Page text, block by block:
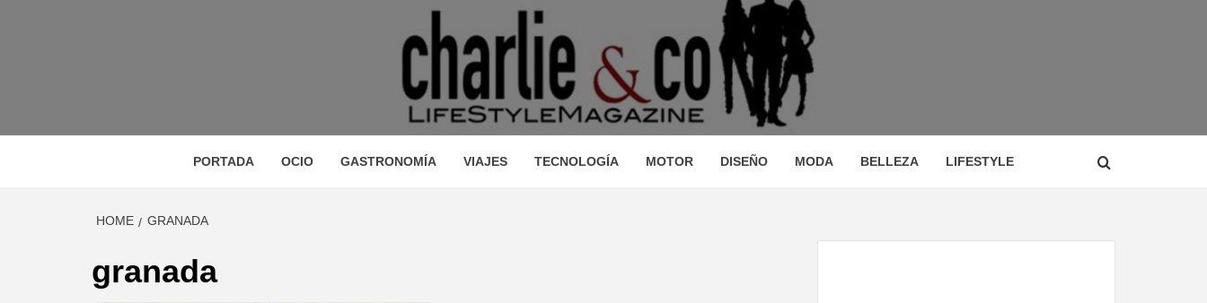
MAGAZINE DE
MAGAZINE DE GASTRONOMÍA, BELLEZA, OCIO, VIAJES, MOTOR, TECNOLOGÍA, DISEÑO…
PORTADA OCIO GASTRONOMÍA VIAJES TECNOLOGÍA MOTOR DISEÑO MODA BELLEZA LIFESTYLE
HOME GRANADA
granada